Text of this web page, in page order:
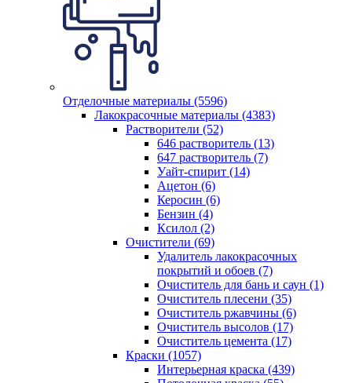
Отделочные материалы (5596)
Лакокрасочные материалы (4383)
Растворители (52)
646 растворитель (13)
647 растворитель (7)
Уайт-спирит (14)
Ацетон (6)
Керосин (6)
Бензин (4)
Ксилол (2)
Очистители (69)
Удалитель лакокрасочных
покрытий и обоев (7)
Очиститель для бань и саун (1)
Очиститель плесени (35)
Очиститель ржавчины (6)
Очиститель высолов (17)
Очиститель цемента (17)
Краски (1057)
Интерьерная краска (439)